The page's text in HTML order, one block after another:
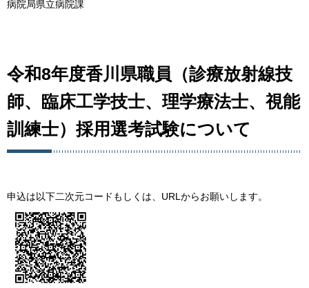
病院局県立病院課
令和8年度香川県職員（診療放射線技
師、臨床工学技士、理学療法士、視能
訓練士）採用選考試験について
申込は以下二次元コードもしくは、URLからお願いします。